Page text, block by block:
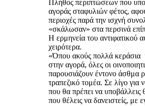
Πλήθος περιπτώσεων που
αγοράς σταφυλιών φέτος,
περιοχές παρά την ισχνή
«σκάλωσαν» στα περσινά
Η ερμηνεία του αντιφατικού
χειρότερα.
«Όπου ακούς πολλά κεράσια
στην αγορά, όλες οι
παρουσιάζουν έντονο άσθμα
τραπεζικό τομέα. Σε λίγο για
που θα πρέπει να υποβάλλεις
που θέλεις να δανειστείς, με